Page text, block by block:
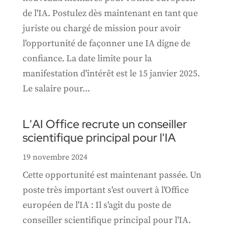
de l'IA. Postulez dès maintenant en tant que
juriste ou chargé de mission pour avoir
l'opportunité de façonner une IA digne de
confiance. La date limite pour la
manifestation d'intérêt est le 15 janvier 2025.
Le salaire pour...
L'AI Office recrute un conseiller
scientifique principal pour l'IA
19 novembre 2024
Cette opportunité est maintenant passée. Un
poste très important s'est ouvert à l'Office
européen de l'IA : Il s'agit du poste de
conseiller scientifique principal pour l'IA.